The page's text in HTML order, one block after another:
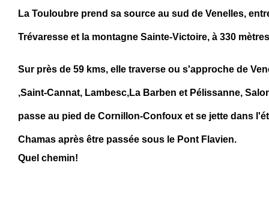
La Touloubre prend sa source au sud de Venelles,
Trévaresse et la montagne Sainte-Victoire, à 330
Sur près de 59 kms, elle traverse ou s'approche de
,Saint-Cannat, Lambesc,La Barben et Pélissanne,
passe au pied de Cornillon-Confoux et se jette dans
Chamas après être passée sous le Pont Flavien.
Quel chemin!